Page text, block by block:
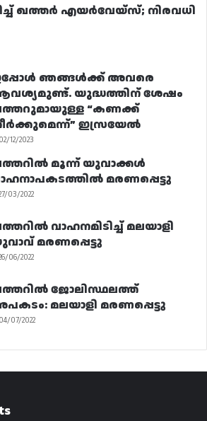
ഖത്തർ എയർവേയ്‌സ്; നിരവധി
ഞങ്ങൾക്ക് അവരെ
യുദ്ധത്തിന് ശേഷം
“കണക്ക്
ഇസ്രയേൽ
02/12/2023
മൂന്ന് യുവാക്കൾ
മരണപ്പെട്ടു
03/2022
വാഹനമിടിച്ച് മലയാളി
മരണപ്പെട്ടു
06/2022
ജോലിസ്ഥലത്ത്
മലയാളി മരണപ്പെട്ടു
04/07/2022